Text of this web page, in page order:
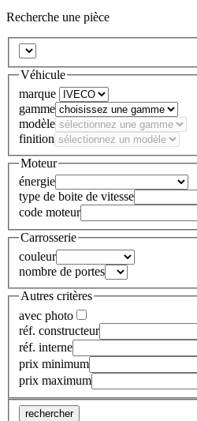
Recherche une pièce
Véhicule
marque
gamme
modèle
finition
Moteur
énergie
type de boite de vitesse
code moteur
Carrosserie
couleur
nombre de portes
Autres critères
avec photo
réf. constructeur
réf. interne
prix minimum
prix maximum
rechercher